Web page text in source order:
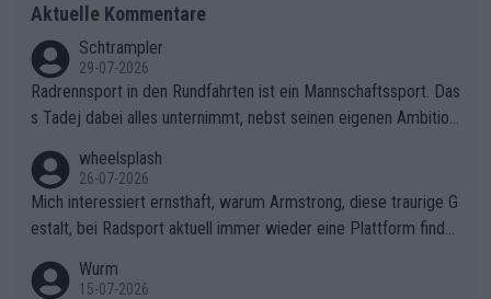
Aktuelle Kommentare
Schtrampler
29-07-2026
Radrennsport in den Rundfahrten ist ein Mannschaftssport. Das
s Tadej dabei alles unternimmt, nebst seinen eigenen Ambition
ganze Team auch mental stark zu machen und konkret am Erf
olg teilzuhaben, ist ihm ganz hoch anzurechnen. Das ist ein Zei
chen weit über den Radsport hinaus.
wheelsplash
26-07-2026
Mich interessiert ernsthaft, warum Armstrong, diese traurige G
estalt, bei Radsport aktuell immer wieder eine Plattform finde
Wurm
15-07-2026